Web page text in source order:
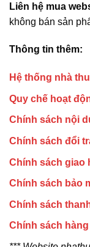
Liên hệ mua
không bán sản
Thông tin thêm:
Hệ thống nhà
Quy chế hoạt
Chính sách nội
Chính sách đổi
Chính sách giao
Chính sách bảo
Chính sách
Chính sách